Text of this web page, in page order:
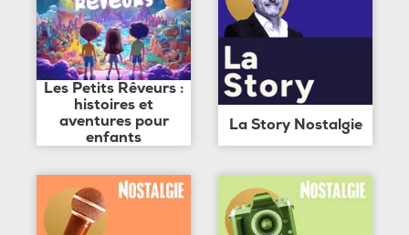
Les Petits Rêveurs :
histoires et
aventures pour
enfants
La Story Nostalgie